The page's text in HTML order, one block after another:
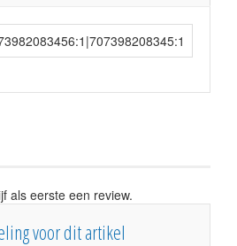
als eerste een review.
voor dit artikel